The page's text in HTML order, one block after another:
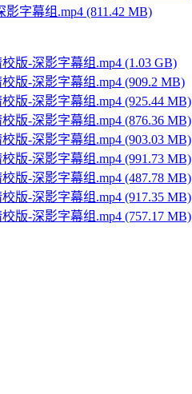
影字幕组.mp4 (811.42 MB)
版-深影字幕组.mp4 (1.03 GB)
版-深影字幕组.mp4 (909.2 MB)
版-深影字幕组.mp4 (925.44 MB)
版-深影字幕组.mp4 (876.36 MB)
版-深影字幕组.mp4 (903.03 MB)
版-深影字幕组.mp4 (991.73 MB)
版-深影字幕组.mp4 (487.78 MB)
版-深影字幕组.mp4 (917.35 MB)
版-深影字幕组.mp4 (757.17 MB)